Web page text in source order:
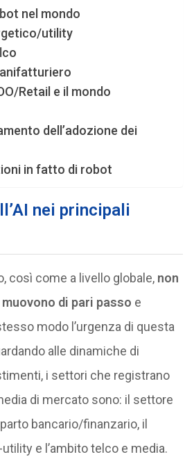
nel mondo
utility
Retail e il mondo
dell’adozione dei
in fatto di robot
nei principali
così come a livello globale, non
di pari passo e
modo l’urgenza di questa
alle dinamiche di
i settori che registrano
di mercato sono: il settore
bancario/finanzario, il
e l’ambito telco e media.